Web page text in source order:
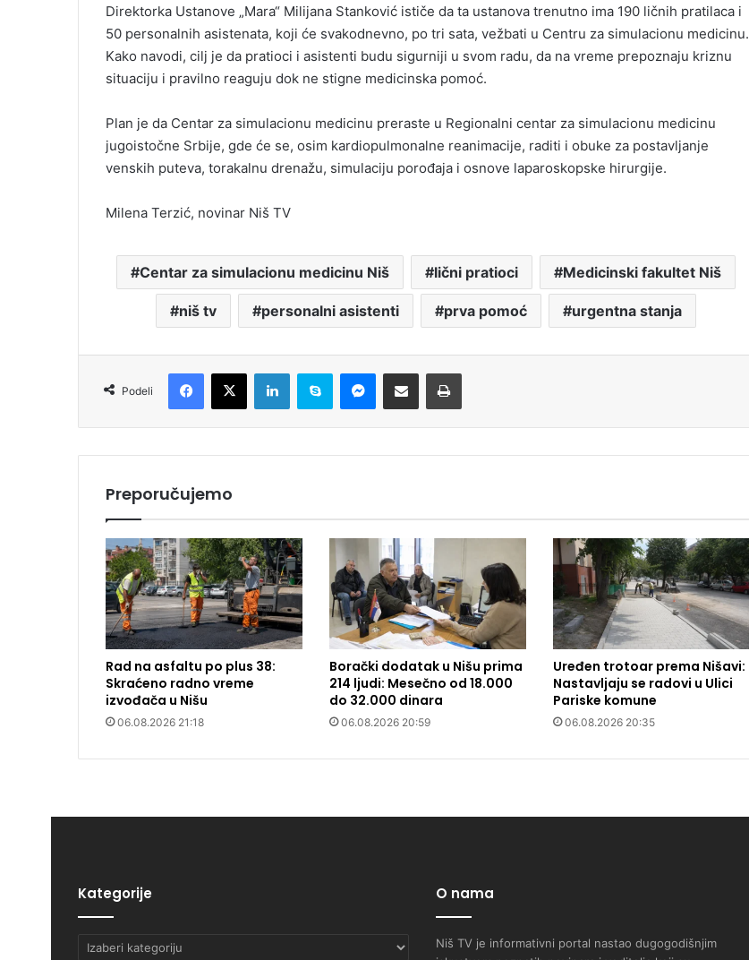
Direktorka Ustanove „Mara“ Milijana Stanković ističe da ta ustanova trenutno ima 190 ličnih pratilaca i
50 personalnih asistenata, koji će svakodnevno, po tri sata, vežbati u Centru za simulacionu medicinu.
Kako navodi, cilj je da pratioci i asistenti budu sigurniji u svom radu, da na vreme prepoznaju kriznu
situaciju i pravilno reaguju dok ne stigne medicinska pomoć.
Plan je da Centar za simulacionu medicinu preraste u Regionalni centar za simulacionu medicinu
jugoistočne Srbije, gde će se, osim kardiopulmonalne reanimacije, raditi i obuke za postavljanje
venskih puteva, torakalnu drenažu, simulaciju porođaja i osnove laparoskopske hirurgije.
Milena Terzić, novinar Niš TV
Centar za simulacionu medicinu Niš lični pratioci Medicinski fakultet Niš
niš tv personalni asistenti prva pomoć urgentna stanja
Podeli
Preporučujemo
Rad na asfaltu po plus 38:
Skraćeno radno vreme
izvođača u Nišu
06.08.2026 21:18
Borački dodatak u Nišu prima
214 ljudi: Mesečno od 18.000
do 32.000 dinara
06.08.2026 20:59
Uređen trotoar prema Nišavi:
Nastavljaju se radovi u Ulici
Pariske komune
06.08.2026 20:35
Kategorije
Kategorije
O nama
Niš TV je informativni portal nastao dugogodišnjim